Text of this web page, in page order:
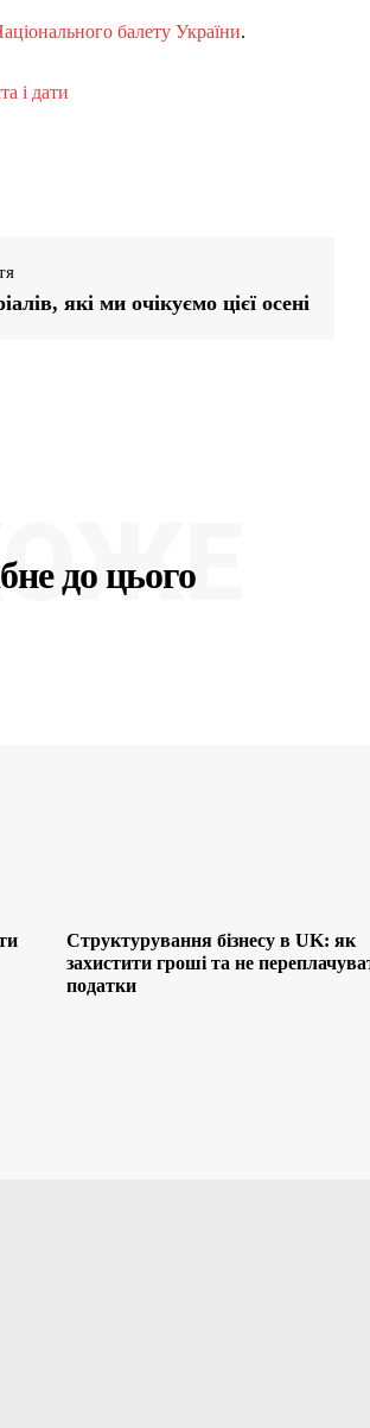
балету України.
і дати
які ми очікуємо цієї осені
до цього
Структурування бізнесу в UK: як
захистити гроші та не
податки